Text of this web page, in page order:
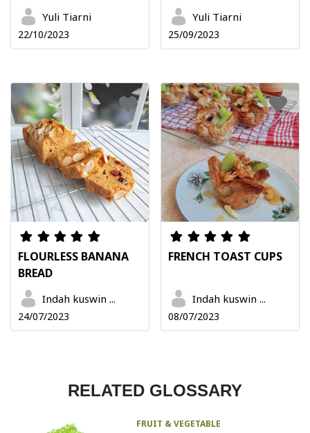
Yuli Tiarni
22/10/2023
Yuli Tiarni
25/09/2023
FLOURLESS BANANA
BREAD
Indah kuswin ...
24/07/2023
FRENCH TOAST CUPS
Indah kuswin ...
08/07/2023
RELATED GLOSSARY
FRUIT & VEGETABLE